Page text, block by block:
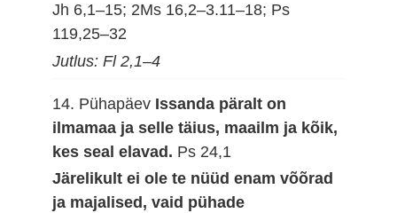
Jh 6,1–15; 2Ms 16,2–3.11–18; Ps
119,25–32
Jutlus: Fl 2,1–4
14. Pühapäev Issanda päralt on
ilmamaa ja selle täius, maailm ja kõik,
kes seal elavad. Ps 24,1
Järelikult ei ole te nüüd enam võõrad
ja majalised, vaid pühade